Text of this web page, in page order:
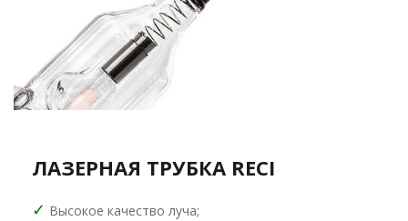
ЛАЗЕРНАЯ ТРУБКА RECI
✓ Высокое качество луча;